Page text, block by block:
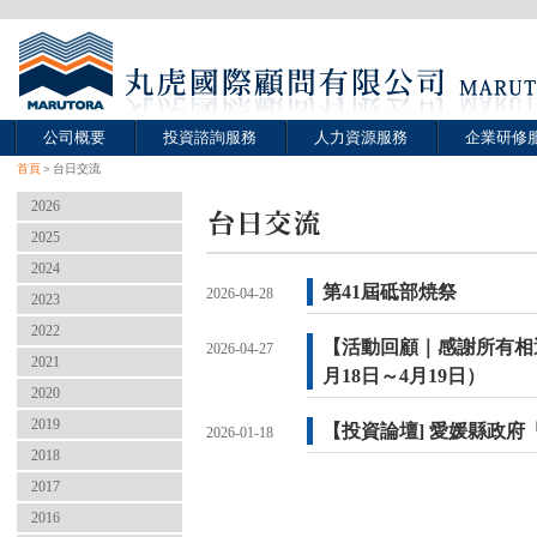
公司概要 投資諮詢服務 人力資源服務 企業研修
首頁＞台日交流
2026
2025
2024
2023
2022
2021
2020
2019
2018
2017
2016
2026-04-28 第41屆砥部焼祭
2026-04-27
【活動回顧｜感謝所有
月18日～4月19日）
2026-01-18 【投資論壇] 愛媛縣政